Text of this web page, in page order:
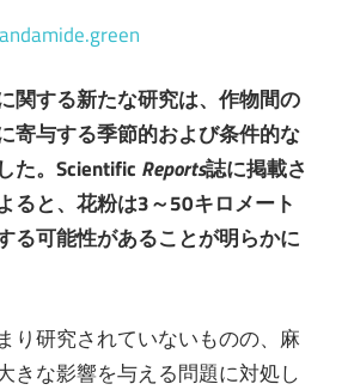
関する新たな研究は、作物間の
寄与する季節的および条件的な
た。Scientific Reports誌に掲載さ
ると、花粉は3～50キロメート
る可能性があることが明らかに
り研究されていないものの、麻
きな影響を与える問題に対処し